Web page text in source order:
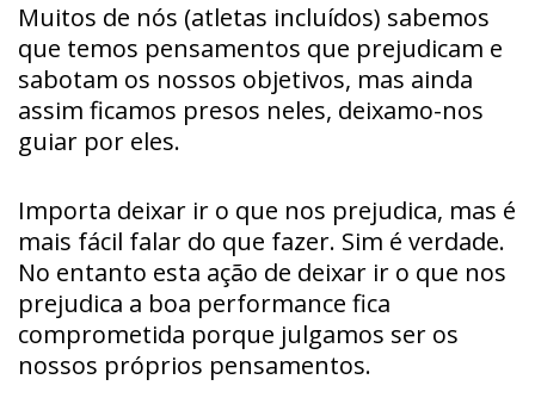
Muitos de nós (atletas incluídos) sabemos
que temos pensamentos que prejudicam e
sabotam os nossos objetivos, mas ainda
assim ficamos presos neles, deixamo-nos
guiar por eles.
Importa deixar ir o que nos prejudica, mas é
mais fácil falar do que fazer. Sim é verdade.
No entanto esta ação de deixar ir o que nos
prejudica a boa performance fica
comprometida porque julgamos ser os
nossos próprios pensamentos.